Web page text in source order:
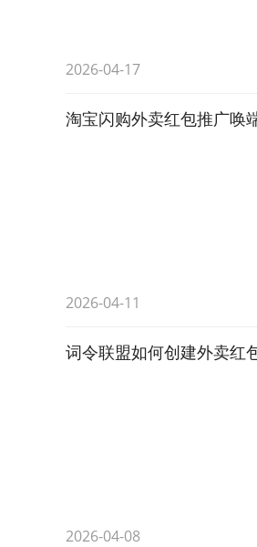
2026-04-17
淘宝闪购外卖红包推广唤
2026-04-11
词令联盟如何创建外卖红
2026-04-08